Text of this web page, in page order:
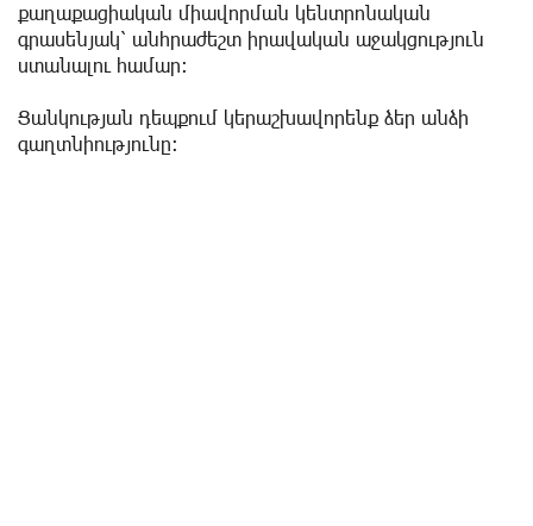
քաղաքացիական միավորման կենտրոնական
գրասենյակ՝ անհրաժեշտ իրավական աջակցություն
ստանալու համար։
Ցանկության դեպքում կերաշխավորենք ձեր անձի
գաղտնիությունը: